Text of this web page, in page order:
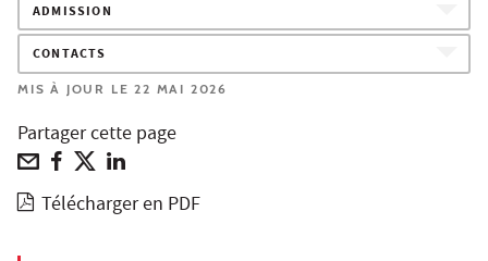
ADMISSION
CONTACTS
MIS À JOUR LE 22 MAI 2026
Partager cette page
Télécharger en PDF